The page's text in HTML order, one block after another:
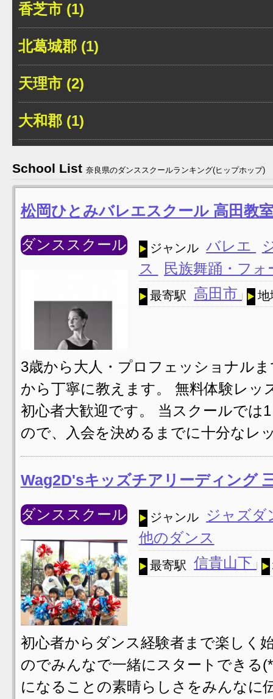
香芝市 (1)
北葛城郡 (1)
天理市 (2)
大和郡 (1)
School List 奈良県のダンススクールランキング(ヒップホップ)
松岡ひとみバレエスクール 高田教
ダンススクール ジャンル バレエ
ス
民族舞踊・フ
最寄駅 高田市 地
3歳から大人・プロフェッショナル
から丁寧に教えます。 無料体験レッ
初心者大歓迎です。 当スクールでは
ので、入会を決めるまでに十分な
Wag2D'sキッズチアリーディング
ダンススクール ジャンル
ジャズ
他のダンス
最寄駅 信貴山下
初心者からダンス経験者まで楽しく
のでみんなで一緒にスタートできる
になることの素晴らしさをみんなに